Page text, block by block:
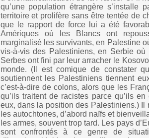
qu’une population étrangère s’installe
territoire et prolifère sans être tentée de
que le rapport de force lui a été
Amériques où les Blancs ont
marginalisé les survivants, en Palestine
vis-à-vis des Palestiniens, en Serbie
Serbes ont fini par leur arracher le
monde. (Il est comique de constater
soutiennent les Palestiniens tiennent
c’est-à-dire de colons, alors que les
qu’ils traitent de racistes parce qu’ils
eux, dans la position des Palestiniens.) Il
les autochtones, d’abord naïfs et
les armes, souvent trop tard. Les pays
sont confrontés à ce genre de